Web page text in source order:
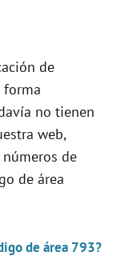
de
forma
no tienen
web,
de
de área
de área 793?